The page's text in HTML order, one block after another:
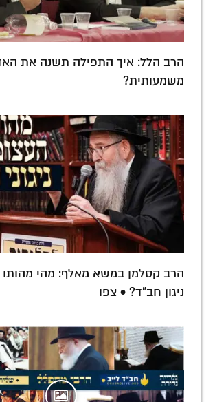
הרב הלל: איך התפילה תשנה את
משמעותית?
הרב קסלמן במשא מאלף: מהי
ניגון חב"ד? • צפו